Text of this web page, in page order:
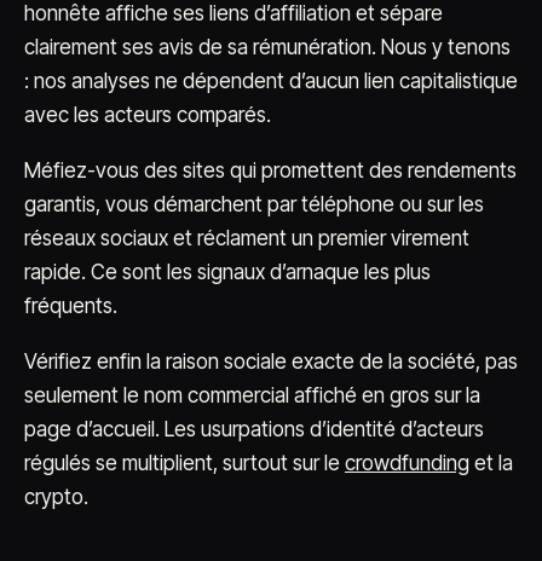
honnête affiche ses liens d’affiliation et sépare
clairement ses avis de sa rémunération. Nous y tenons
: nos analyses ne dépendent d’aucun lien capitalistique
avec les acteurs comparés.
Méfiez-vous des sites qui promettent des rendements
garantis, vous démarchent par téléphone ou sur les
réseaux sociaux et réclament un premier virement
rapide. Ce sont les signaux d’arnaque les plus
fréquents.
Vérifiez enfin la raison sociale exacte de la société, pas
seulement le nom commercial affiché en gros sur la
page d’accueil. Les usurpations d’identité d’acteurs
régulés se multiplient, surtout sur le crowdfunding et la
crypto.